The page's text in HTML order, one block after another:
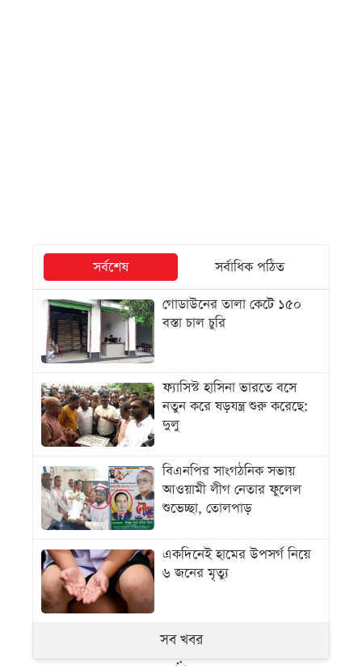
সর্বশেষ
সর্বাধিক পঠিত
গোডাউনের তালা কেটে ১৫০
বস্তা চাল চুরি
ফ্যাসিস্ট হাসিনা ভারতে বসে
নতুন করে ষড়যন্ত্র শুরু করেছে:
দুলু
বিএনপির সাংগঠনিক সভায়
আওয়ামী লীগ নেতার ফুলেল
শুভেচ্ছা, তোলপাড়
একদিনেই হামের উপসর্গ নিয়ে
৬ জনের মৃত্যু
সব খবর